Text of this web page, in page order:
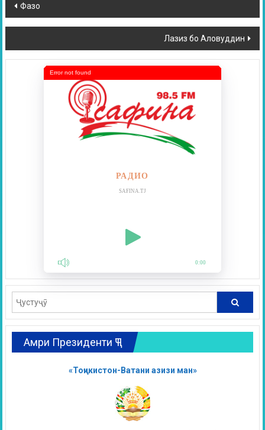
Фазо
Лазиз бо Аловуддин
РАДИО
SAFINA.TJ
0:00
Error not found
Амри Президенти ҶТ
«Тоҷикистон-Ватани азизи ман»